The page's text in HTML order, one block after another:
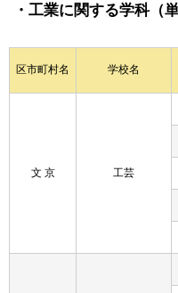
・工業に関する学科（
区市町村名 学校名
文 京 工芸